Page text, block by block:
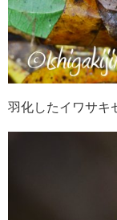
羽化したイワサキ